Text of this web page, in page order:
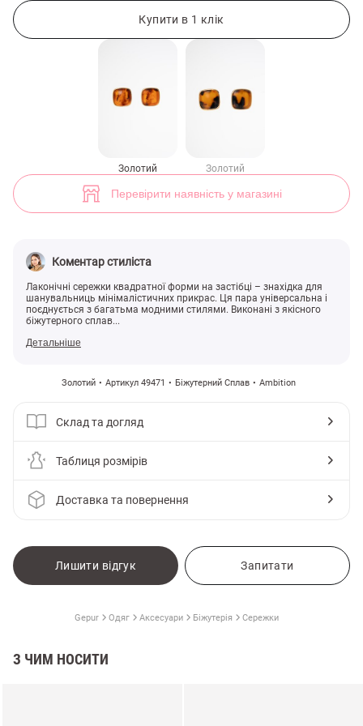
Купити в 1 клік
Золотий Золотий
Перевірити наявність у магазині
Коментар стиліста
Лаконічні сережки квадратної форми на застібці – знахідка для
шанувальниць мінімалістичних прикрас. Ця пара універсальна і
поєднується з багатьма модними стилями. Виконані з якісного
біжутерного сплав...
Детальніше
Золотий Артикул 49471 Біжутерний Сплав Ambition
Склад та догляд
Таблиця розмірів
Доставка та повернення
Лишити відгук Запитати
Gepur Одяг Аксесуари Біжутерія Сережки
З ЧИМ НОСИТИ
Золотисті сережки квадратної форми (арт. 49471) ♡ інтернет-